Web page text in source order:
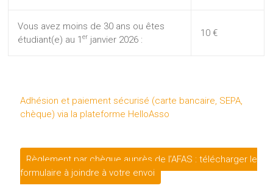
Vous avez moins de 30 ans ou êtes
étudiant(e) au 1er janvier 2026 :
10 €
Adhésion et paiement sécurisé (carte bancaire, SEPA,
chèque) via la plateforme HelloAsso
Règlement par chèque auprès de l’AFAS : télécharger le
formulaire à joindre à votre envoi